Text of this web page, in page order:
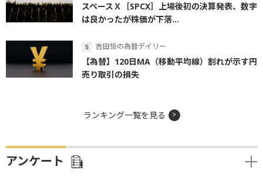
スペースＸ［SPCX］上場後初の決算発表、数字
は良かったが株価が下落...
吉田恒の為替デイリー
【為替】120日MA（移動平均線）割れが示す円
売り取引の損失
ランキング一覧を見る
アンケート